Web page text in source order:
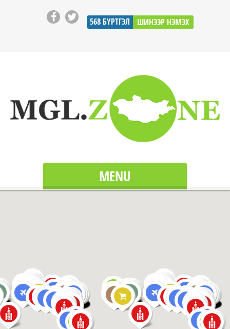
568 БҮРТГЭЛ ШИНЭЭР НЭМЭХ
MENU